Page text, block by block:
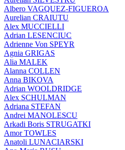
Albero VAGQUEZ-FIGUEROA
Aurelian CRAIUTU
Alex MUCCIELLI
Adrian LESENCIUC
Adrienne Von SPEYR
Agnia GRIGAS
Alia MALEK
Alanna COLLEN
Anna BIKOVA
Adrian WOOLDRIDGE
Alex SCHULMAN
Adriana STEFAN
Andrei MANOLESCU
Arkadi Boris STRUGATKI
Amor TOWLES
Anatoli LUNACIARSKI